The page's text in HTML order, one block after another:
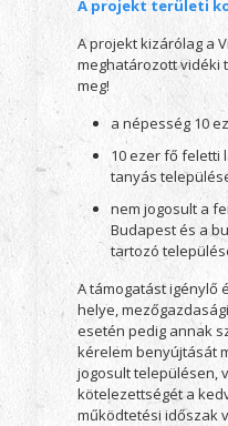
A projekt területi
A projekt kizárólag a
meghatározott vidéki
meg!
a népesség 10
10 ezer fő feletti
tanyás
nem jogosult a
Budapest és a
tartozó
A támogatást igénylő
helye,
esetén pedig annak
kérelem benyújtását
jogosult településen,
kötelezettségét a
működtetési időszak